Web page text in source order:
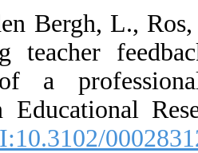
68. Van den
Improving
Effects of a
American
809. [